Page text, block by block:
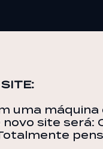
uma máquina
site será: